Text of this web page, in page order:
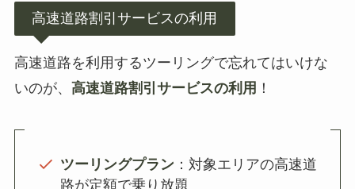
高速道路割引サービスの利用
高速道路を利用するツーリングで忘れてはいけな
いのが、 高速道路割引サービスの利用 ！
ツーリングプラン ：対象エリアの高速道
路が定額で乗り放題